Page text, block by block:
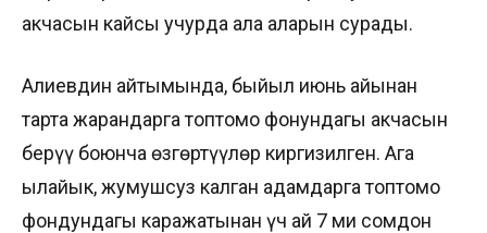
акчасын кайсы учурда ала аларын сурады.
Алиевдин айтымында, быйыл июнь айынан
тарта жарандарга топтомо фонундагы акчасын
берүү боюнча өзгөртүүлөр киргизилген. Ага
ылайык, жумушсуз калган адамдарга топтомо
фондундагы каражатынан үч ай 7 миң сомдон